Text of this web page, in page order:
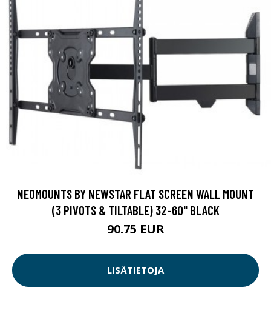
NEOMOUNTS BY NEWSTAR FLAT SCREEN WALL MOUNT
(3 PIVOTS & TILTABLE) 32-60" BLACK
90.75 EUR
LISÄTIETOJA